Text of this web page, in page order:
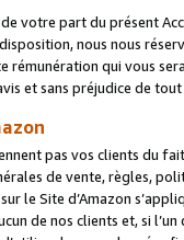
votre part du présent
nous nous
rémunération qui vous
et sans préjudice de
pas vos clients du
de vente, règles,
le Site d’Amazon
de nos clients et, si